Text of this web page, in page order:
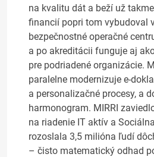
na kvalitu dát a beží už
financií popri tom vybudoval
bezpečnostné operačné
a po akreditácii funguje aj
pre podriadené organizácie.
paralelne modernizuje e-
a personalizačné procesy, a
harmonogram. MIRRI
na riadenie IT aktív a
rozoslala 3,5 milióna ľudí
– čisto matematický odhad